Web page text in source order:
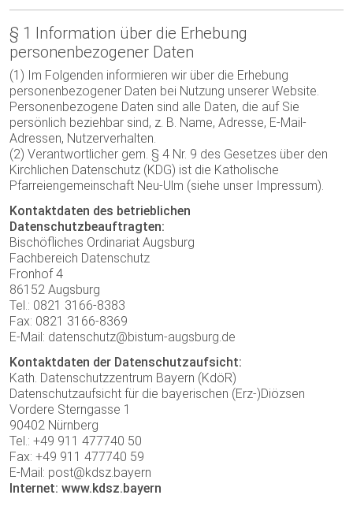
§ 1 Information über die Erhebung
personenbezogener Daten
(1) Im Folgenden informieren wir über die Erhebung
personenbezogener Daten bei Nutzung unserer Website.
Personenbezogene Daten sind alle Daten, die auf Sie
persönlich beziehbar sind, z. B. Name, Adresse, E-Mail-
Adressen, Nutzerverhalten.
(2) Verantwortlicher gem. § 4 Nr. 9 des Gesetzes über den
Kirchlichen Datenschutz (KDG) ist die Katholische
Pfarreiengemeinschaft Neu-Ulm (siehe unser Impressum).
Kontaktdaten des betrieblichen
Datenschutzbeauftragten:
Bischöfliches Ordinariat Augsburg
Fachbereich Datenschutz
Fronhof 4
86152 Augsburg
Tel.: 0821 3166-8383
Fax: 0821 3166-8369
E-Mail: datenschutz@bistum-augsburg.de
Kontaktdaten der Datenschutzaufsicht:
Kath. Datenschutzzentrum Bayern (KdöR)
Datenschutzaufsicht für die bayerischen (Erz-)Diözsen
Vordere Sterngasse 1
90402 Nürnberg
Tel.: +49 911 477740 50
Fax: +49 911 477740 59
E-Mail: post@kdsz.bayern
Internet: www.kdsz.bayern